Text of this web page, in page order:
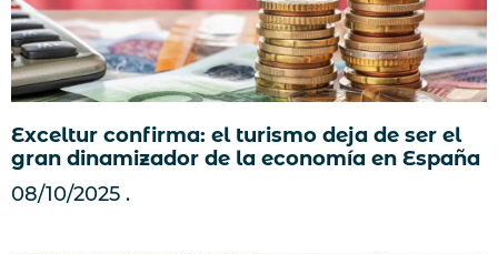
Exceltur confirma: el turismo deja de ser el
gran dinamizador de la economía en España
08/10/2025